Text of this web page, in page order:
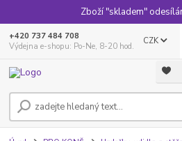
Zboží "skladem"
CZK
+420 737 484 708
Výdejna e-shopu: Po-Ne, 8-20 hod.